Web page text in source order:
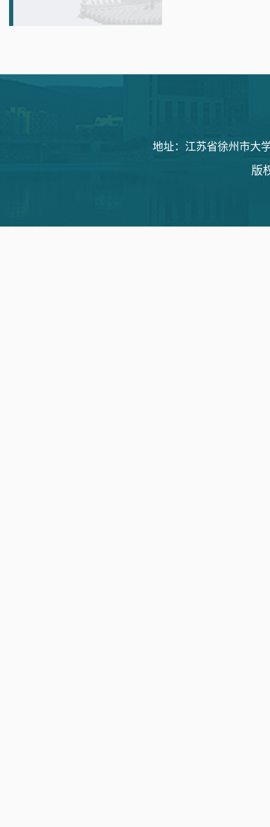
地址：江苏省徐州市大
版